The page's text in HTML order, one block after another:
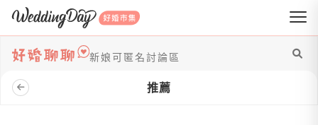
WeddingDay 好婚市集
新娘可匿名討論區
推薦